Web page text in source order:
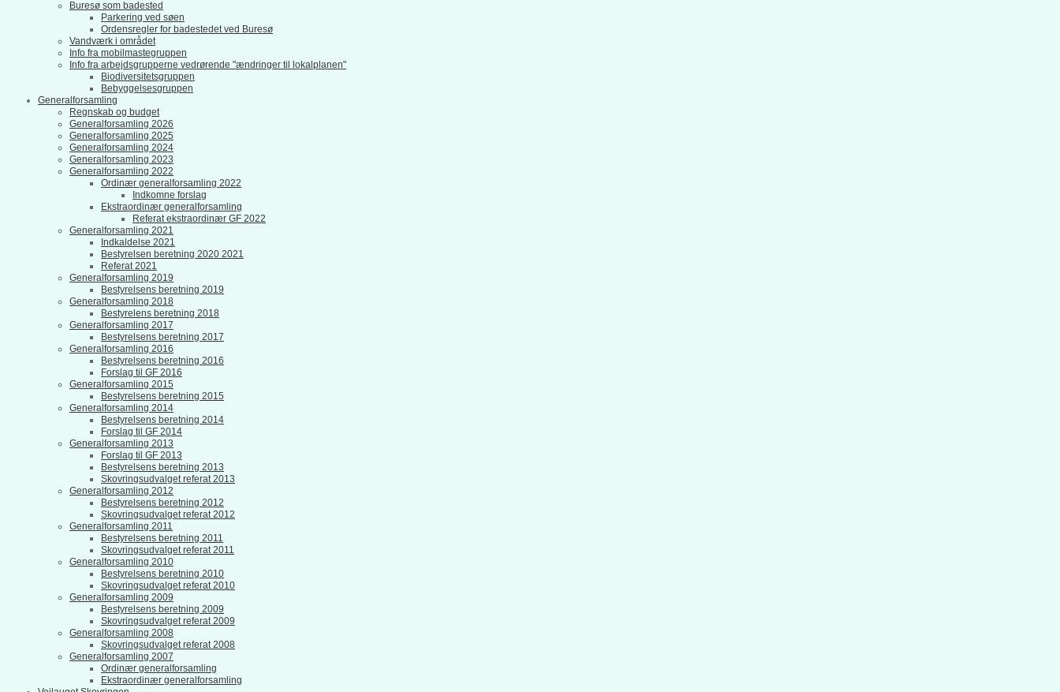
Buresø som badested
Parkering ved søen
Ordensregler for badestedet ved Buresø
Vandværk i området
Info fra mobilmastegruppen
Info fra arbejdsgrupperne vedrørende "ændringer til lokalplanen"
Biodiversitetsgruppen
Bebyggelsesgruppen
Generalforsamling
Regnskab og budget
Generalforsamling 2026
Generalforsamling 2025
Generalforsamling 2024
Generalforsamling 2023
Generalforsamling 2022
Ordinær generalforsamling 2022
Indkomne forslag
Ekstraordinær generalforsamling
Referat ekstraordinær GF 2022
Generalforsamling 2021
Indkaldelse 2021
Bestyrelsen beretning 2020 2021
Referat 2021
Generalforsamling 2019
Bestyrelsens beretning 2019
Generalforsamling 2018
Bestyrelens beretning 2018
Generalforsamling 2017
Bestyrelsens beretning 2017
Generalforsamling 2016
Bestyrelsens beretning 2016
Forslag til GF 2016
Generalforsamling 2015
Bestyrelsens beretning 2015
Generalforsamling 2014
Bestyrelsens beretning 2014
Forslag til GF 2014
Generalforsamling 2013
Forslag til GF 2013
Bestyrelsens beretning 2013
Skovringsudvalget referat 2013
Generalforsamling 2012
Bestyrelsens beretning 2012
Skovringsudvalget referat 2012
Generalforsamling 2011
Bestyrelsens beretning 2011
Skovringsudvalget referat 2011
Generalforsamling 2010
Bestyrelsens beretning 2010
Skovringsudvalget referat 2010
Generalforsamling 2009
Bestyrelsens beretning 2009
Skovringsudvalget referat 2009
Generalforsamling 2008
Skovringsudvalget referat 2008
Generalforsamling 2007
Ordinær generalforsamling
Ekstraordinær generalforsamling